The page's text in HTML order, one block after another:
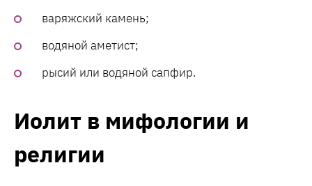
варяжский камень;
водяной аметист;
рысий или водяной сапфир.
Иолит в мифологии и
религии